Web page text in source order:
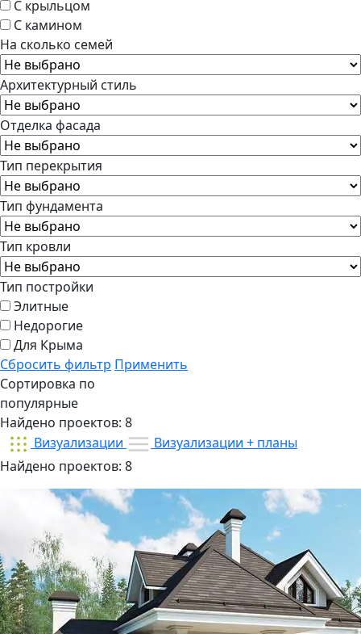
С крыльцом
С камином
На сколько семей
Архитектурный стиль
Отделка фасада
Тип перекрытия
Тип фундамента
Тип кровли
Тип постройки
Элитные
Недорогие
Для Крыма
Сбросить фильтр Применить
Сортировка по
популярные
Найдено проектов: 8
Визуализации
Визуализации + планы
Найдено проектов: 8